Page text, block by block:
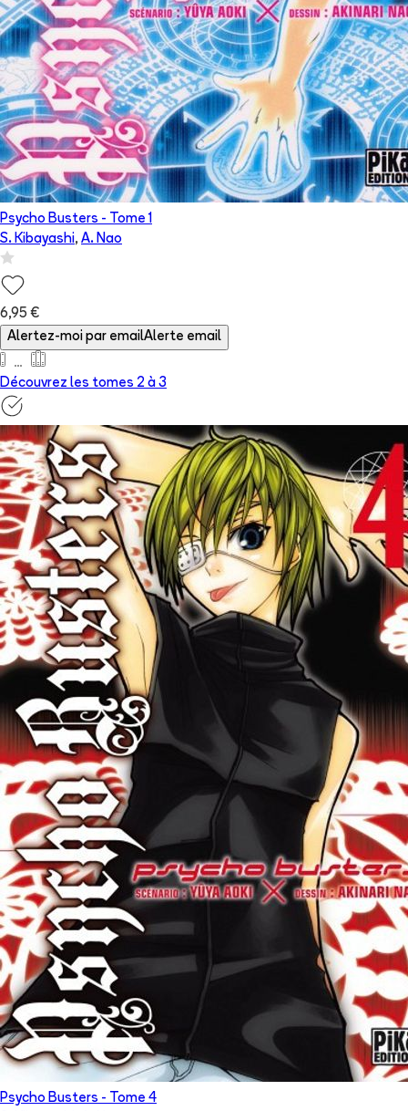
Psycho Busters - Tome 1
S. Kibayashi, A. Nao
6,95 €
Alertez-moi par emailAlerte email
Découvrez les tomes 2 à 3
Psycho Busters - Tome 4